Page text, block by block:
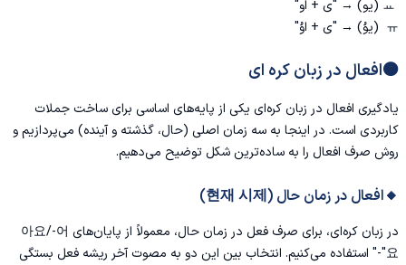
ㅠ (یوُ) → "ی + اوُ"
🟠افعال در زبان کره ای
یادگیری افعال در زبان کره‌ای یکی از پایه‌های اساسی برای ساخت جملات
کاربردی است. در اینجا به سه زمان اصلی (حال، گذشته و آینده) می‌پردازیم و
روش صرف افعال را به ساده‌ترین شکل توضیح می‌دهیم.
🔸افعال در زمان حال (현재 시제)
در زبان کره‌ای، برای صرف فعل در زمان حال، معمولاً از پایان‌های 아요/-어
요"-" استفاده می‌کنیم. انتخاب بین این دو به مصوت آخر ریشه فعل بستگی